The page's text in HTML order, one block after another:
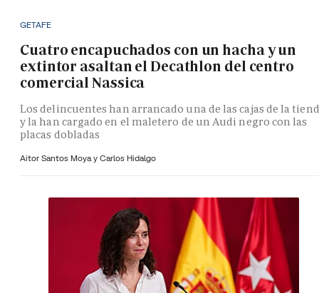
GETAFE
Cuatro encapuchados con un hacha y un
extintor asaltan el Decathlon del centro
comercial Nassica
Los delincuentes han arrancado una de las cajas de la
y la han cargado en el maletero de un Audi negro con las
placas dobladas
Aitor Santos Moya y Carlos Hidalgo